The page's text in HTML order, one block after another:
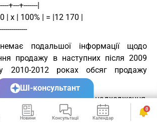
+---+-------|
| х | 100% | = |12 170 |
подальшої інформації щодо
продажу в наступних після 2009
2010-2012 роках обсяг продажу
2009 року.
чисті грошові надходження,
Новини Консультації Календар Сервіси
0
ШІ-консультант